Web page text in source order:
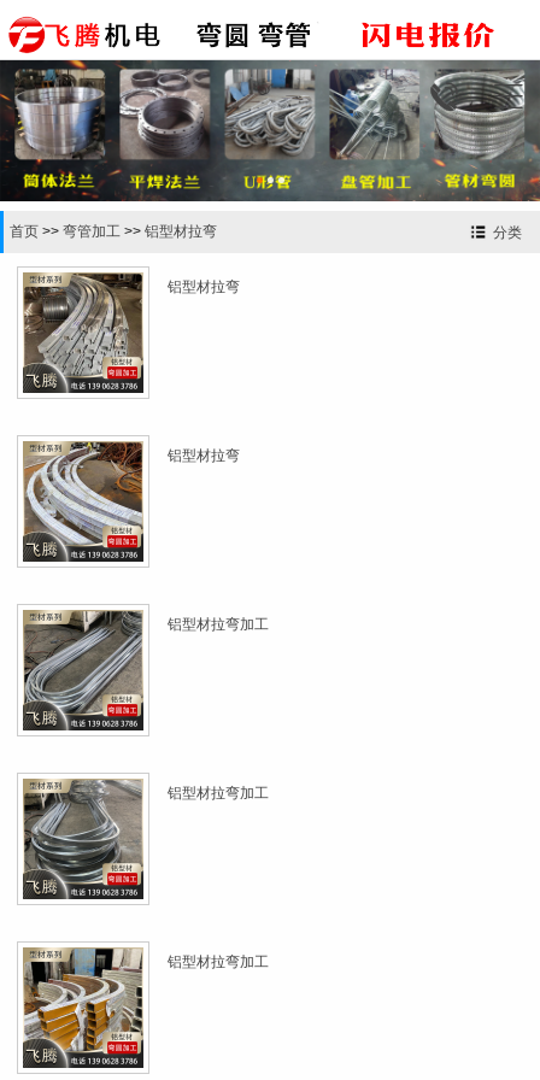


分类
首页 >> 弯管加工 >> 铝型材拉弯
铝型材拉弯
铝型材拉弯
铝型材拉弯加工
铝型材拉弯加工
铝型材拉弯加工